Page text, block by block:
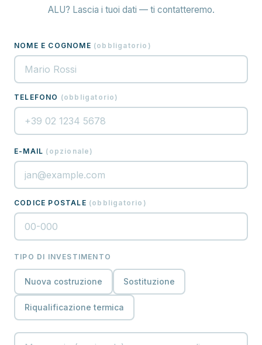
ALU? Lascia i tuoi dati — ti contatteremo.
NOME E COGNOME (obbligatorio )
TELEFONO (obbligatorio )
E-MAIL ( opzionale )
CODICE POSTALE (obbligatorio )
TIPO DI INVESTIMENTO
Nuova costruzione Sostituzione
Riqualificazione termica